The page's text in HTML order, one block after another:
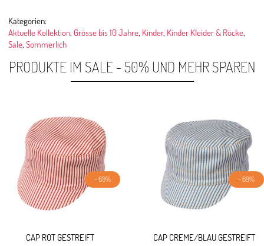
Kategorien:
Aktuelle Kollektion, Grösse bis 10 Jahre, Kinder, Kinder Kleider & Röcke,
Sale,Sommerlich
PRODUKTE IM SALE - 50% UND MEHR SPAREN
- 69%
CAP ROT GESTREIFT
- 69%
CAP CREME/BLAU GESTREIFT